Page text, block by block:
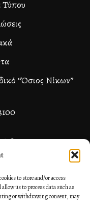
to store and/or access
us to process data such as
or withdrawing consent, may
Τύπου
“Όσιος Νίκων”